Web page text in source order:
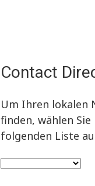
Contact
Um Ihren lokalen
finden, wählen
folgenden Liste